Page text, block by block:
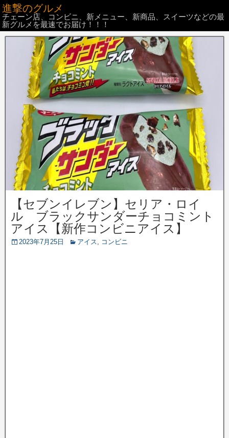
進撃のグルメ
チェーン店、コンビニ、新メニュー、新商品、スイーツなどの最
新グルメを最速でお届け！！！
【セブンイレブン】セリア・ロイ
ル ブラックサンダーチョコミント
アイス【新作コンビニアイス】
2023年7月25日 アイス, コンビニ